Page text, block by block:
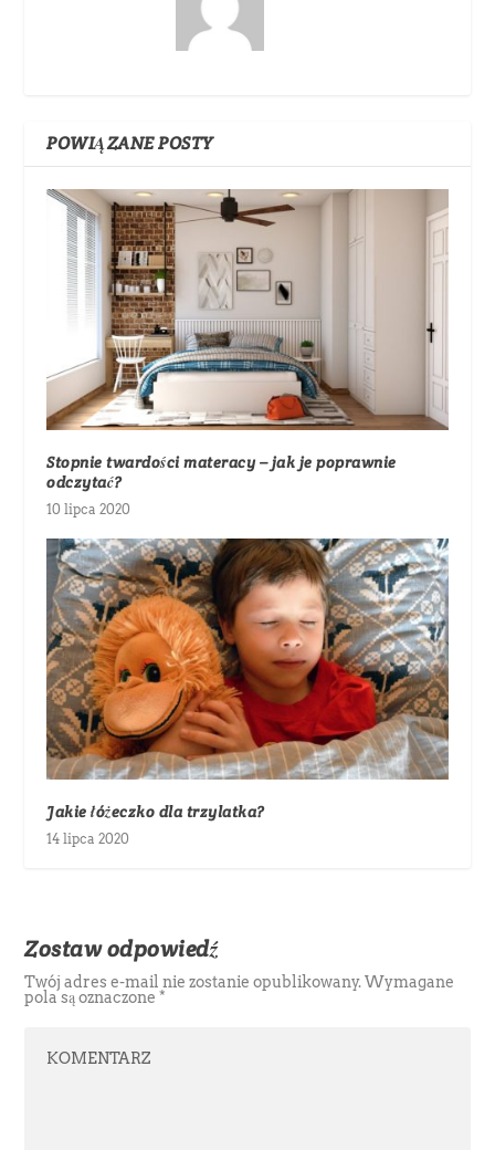
POWIĄZANE POSTY
Stopnie twardości materacy – jak je poprawnie
odczytać?
10 lipca 2020
Jakie łóżeczko dla trzylatka?
14 lipca 2020
Zostaw odpowiedź
Twój adres e-mail nie zostanie opublikowany. Wymagane
pola są oznaczone*